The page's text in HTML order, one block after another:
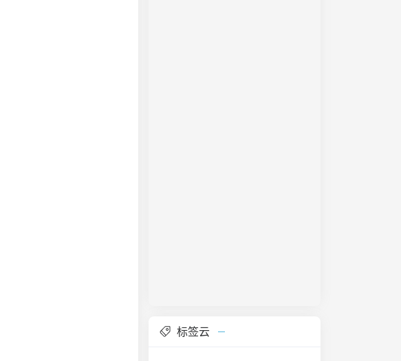
标签云